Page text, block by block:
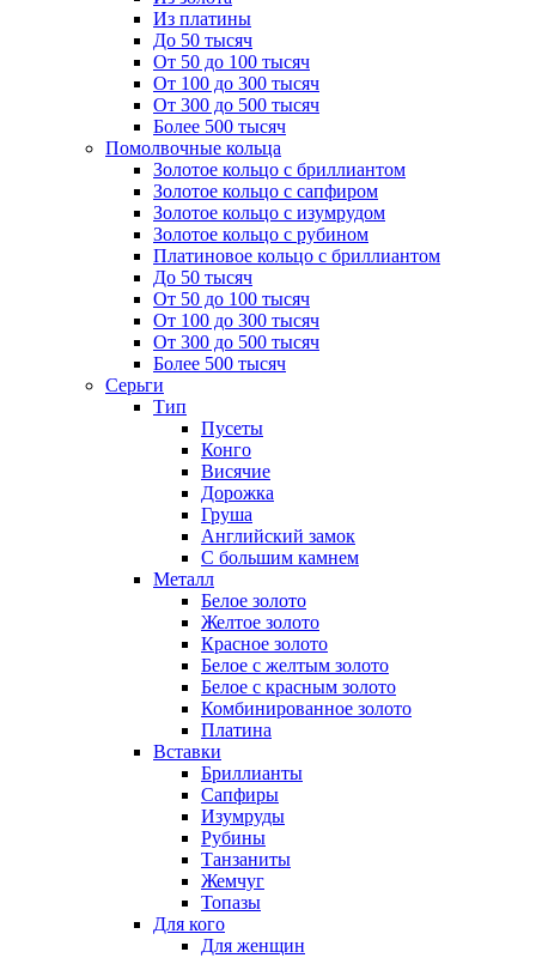
Из платины
До 50 тысяч
От 50 до 100 тысяч
От 100 до 300 тысяч
От 300 до 500 тысяч
Более 500 тысяч
Помолвочные кольца
Золотое кольцо с бриллиантом
Золотое кольцо с сапфиром
Золотое кольцо с изумрудом
Золотое кольцо с рубином
Платиновое кольцо с бриллиантом
До 50 тысяч
От 50 до 100 тысяч
От 100 до 300 тысяч
От 300 до 500 тысяч
Более 500 тысяч
Серьги
Тип
Пусеты
Конго
Висячие
Дорожка
Груша
Английский замок
С большим камнем
Металл
Белое золото
Желтое золото
Красное золото
Белое с желтым золото
Белое с красным золото
Комбинированное золото
Платина
Вставки
Бриллианты
Сапфиры
Изумруды
Рубины
Танзаниты
Жемчуг
Топазы
Для кого
Для женщин